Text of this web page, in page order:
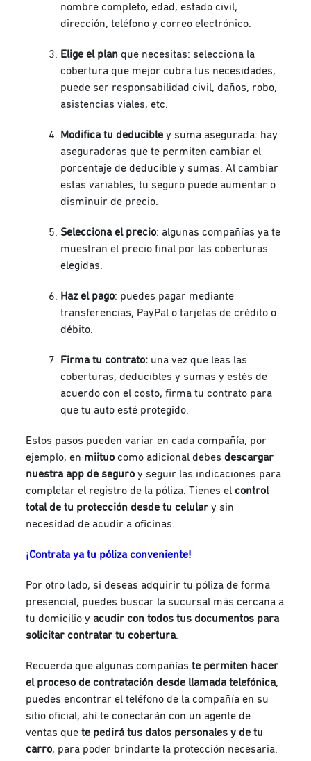
nombre completo, edad, estado civil,
dirección, teléfono y correo electrónico.
Elige el plan que necesitas: selecciona la
cobertura que mejor cubra tus necesidades,
puede ser responsabilidad civil, daños, robo,
asistencias viales, etc.
Modifica tu deducible y suma asegurada: hay
aseguradoras que te permiten cambiar el
porcentaje de deducible y sumas. Al cambiar
estas variables, tu seguro puede aumentar o
disminuir de precio.
Selecciona el precio: algunas compañías ya te
muestran el precio final por las coberturas
elegidas.
Haz el pago: puedes pagar mediante
transferencias, PayPal o tarjetas de crédito o
débito.
Firma tu contrato: una vez que leas las
coberturas, deducibles y sumas y estés de
acuerdo con el costo, firma tu contrato para
que tu auto esté protegido.
Estos pasos pueden variar en cada compañía, por
ejemplo, en miituo como adicional debesdescargar
nuestra app de seguro y seguir las indicaciones para
completar el registro de la póliza. Tienes elcontrol
total de tu protección desde tu celular y sin
necesidad de acudir a oficinas.
¡Contrata ya tu póliza conveniente!
Por otro lado, si deseas adquirir tu póliza de forma
presencial, puedes buscar la sucursal más cercana a
tu domicilio y acudir con todos tus documentos para
solicitar contratar tu cobertura.
Recuerda que algunas compañíaste permiten hacer
el proceso de contratación desde llamada telefónica,
puedes encontrar el teléfono de la compañía en su
sitio oficial, ahí te conectarán con un agente de
ventas quete pedirá tus datos personales y de tu
carro, para poder brindarte la protección necesaria.